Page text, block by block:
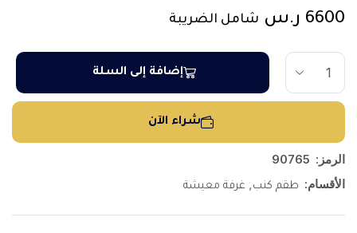
6600 ر.س شامل الضريبة
إضافة إلى السلة
شراء الآن
الرمز: 90765
الأقسام: طقم كنب غرفة معيشة